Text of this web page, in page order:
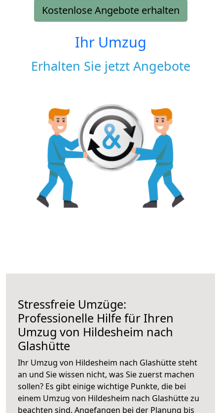
Kostenlose Angebote erhalten
Ihr Umzug
Erhalten Sie jetzt Angebote
Stressfreie Umzüge:
Professionelle Hilfe für Ihren
Umzug von Hildesheim nach
Glashütte
Ihr Umzug von Hildesheim nach Glashütte steht
an und Sie wissen nicht, was Sie zuerst machen
sollen? Es gibt einige wichtige Punkte, die bei
einem Umzug von Hildesheim nach Glashütte zu
beachten sind. Angefangen bei der Planung bis